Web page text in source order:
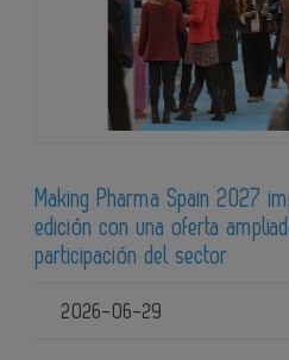
Making Pharma Spain 2027
edición con una oferta
participación del sector
2026-06-29